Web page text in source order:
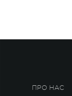
ПРО НАС